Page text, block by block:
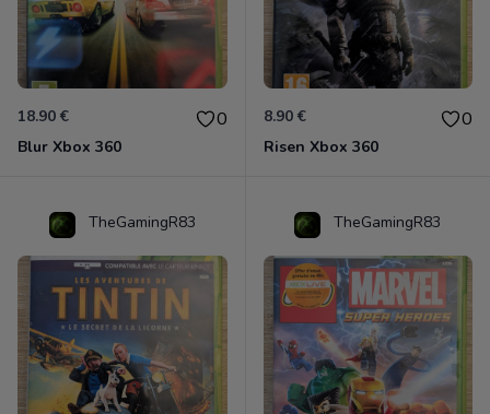
18.90 € 0
Blur Xbox 360
8.90 € 0
Risen Xbox 360
TheGamingR83 TheGamingR83